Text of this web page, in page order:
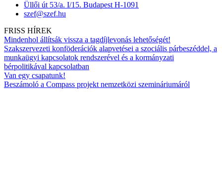
Üllői út 53/a. I/15. Budapest H-1091
szef@szef.hu
FRISS HÍREK
Mindenhol állítsák vissza a tagdíjlevonás lehetőségét!
Szakszervezeti konföderációk alapvetései a szociális párbeszéddel, a
munkaügyi kapcsolatok rendszerével és a kormányzati
bérpolitikával kapcsolatban
Van egy csapatunk!
Beszámoló a Compass projekt nemzetközi szemináriumáról